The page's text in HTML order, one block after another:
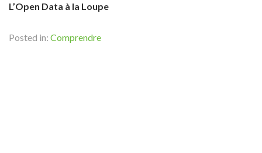
L’Open Data à la Loupe
Posted in: Comprendre